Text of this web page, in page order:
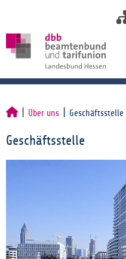
Über uns Geschäftsstelle
Geschäftsstelle